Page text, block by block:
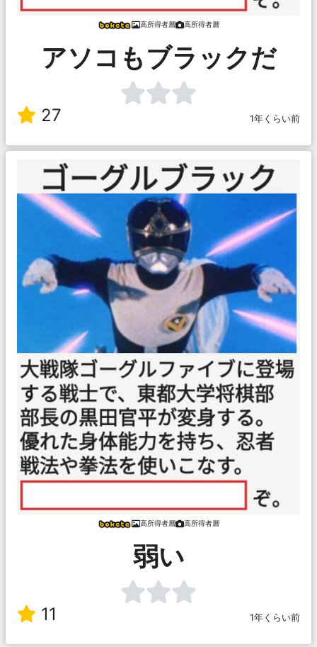
高所得者層 高所得者層
アソコもブラックだ
27 1年くらい前
高所得者層 高所得者層
弱い
11 1年くらい前